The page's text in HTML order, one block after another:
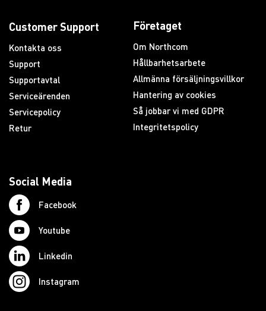
Customer Support
Kontakta oss
Support
Supportavtal
Serviceärenden
Servicepolicy
Retur
Företaget
Om Northcom
Hållbarhetsarbete
Allmänna försäljningsvillkor
Hantering av cookies
Så jobbar vi med GDPR
Integritetspolicy
Social Media
Facebook
Youtube
Linkedin
Instagram